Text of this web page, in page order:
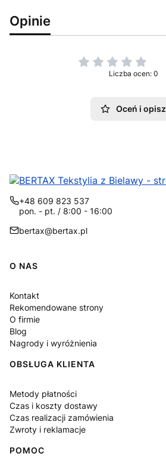
Opinie
Liczba ocen: 0
Oceń i opisz
+48 609 823 537
pon. - pt. / 8:00 - 16:00
bertax@bertax.pl
Linki w stopce
O NAS
Kontakt
Rekomendowane strony
O firmie
Blog
Nagrody i wyróżnienia
OBSŁUGA KLIENTA
Metody płatności
Czas i koszty dostawy
Czas realizacji zamówienia
Zwroty i reklamacje
POMOC